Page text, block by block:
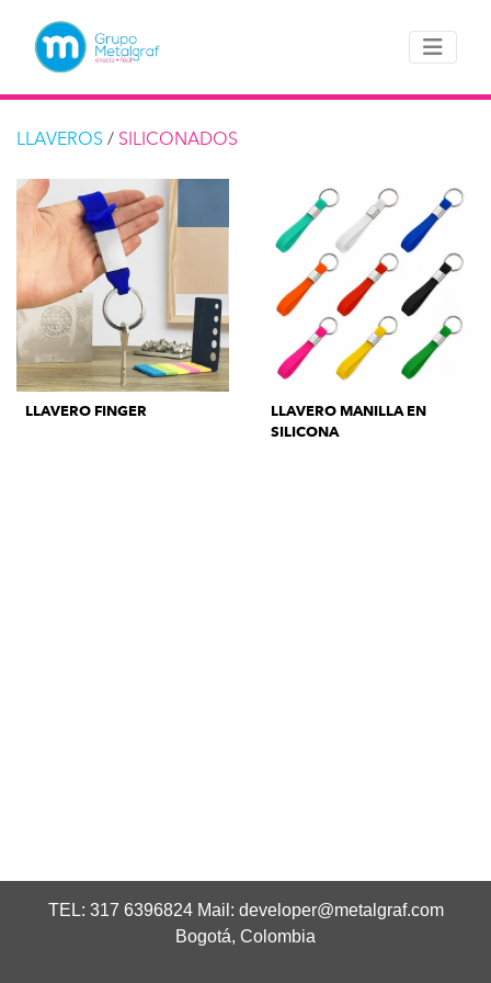
LLAVEROS / SILICONADOS
LLAVERO FINGER
LLAVERO MANILLA EN
SILICONA
TEL: 317 6396824 Mail: developer@metalgraf.com
Bogotá, Colombia